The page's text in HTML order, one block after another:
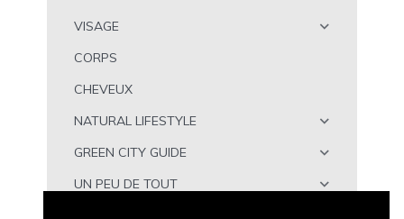
VISAGE
CORPS
CHEVEUX
NATURAL LIFESTYLE
GREEN CITY GUIDE
UN PEU DE TOUT